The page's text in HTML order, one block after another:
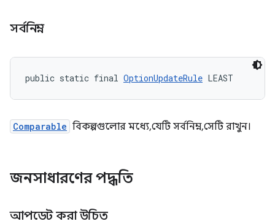
সর্বনিম্ন
public static final OptionUpdateRule LEAST
Comparable বিকল্পগুলোর মধ্যে, যেটি সর্বনিম্ন, সেটি রাখুন।
জনসাধারণের পদ্ধতি
আপডেট করা উচিত